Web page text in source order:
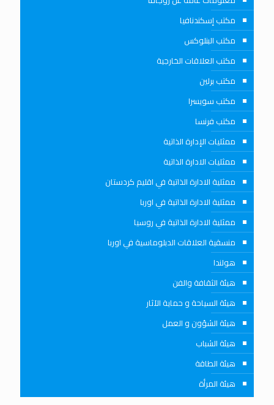
مكتب إسكندنافيا
مكتب البنلوكس
مكتب العلاقات الخارجية
مكتب برلين
مكتب سويسرا
مكتب فرنسا
ممثليات الإدارة الذاتية
ممثليات الادارة الذاتية
ممثلية الادارة الذاتية في اقليم كردستان
ممثلية الادارة الذاتية في اوربا
ممثلية الادارة الذاتية في روسيا
منسقية العلاقات الدبلوماسية في اوربا
هولندا
هيئة الثقافة والفن
هيئة السياحة و حماية الآثار
هيئة الشؤون و العمل
هيئة الشباب
هيئة الطاقة
هيئة المرأة